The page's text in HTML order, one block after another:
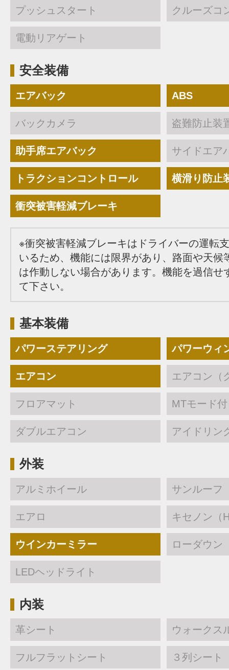
プッシュスタート クルーズコ
電動リアゲート
安全装備
エアバック ABS
バックカメラ 盗難防止装
助手席エアバック サイドエア
トラクションコントロール 横滑り防止
衝突被害軽減ブレーキ
※衝突被害軽減ブレーキはドライバーの運転
いるため、機能には限界があり、路面や天候
は作動しない場合があります。機能を過信せ
て下さい。
基本装備
パワーステアリング パワーウィ
エアコン エアコン（
フロアマット MTモード
ダブルエアコン アイドリン
外装
アルミホイール サンルーフ
エアロ キセノン（
ウインカーミラー ローダウン
LEDヘッドライト
内装
革シート ウォークス
フルフラットシート ３列シート